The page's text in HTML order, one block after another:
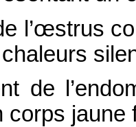
l’œstrus
corps jaune